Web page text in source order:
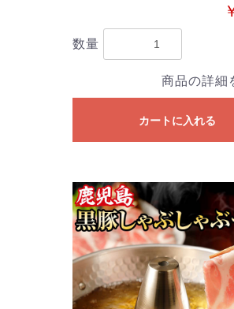
数量
商品の詳
カートに入れる